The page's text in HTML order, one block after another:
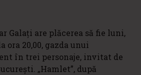
Galați are plăcerea să fie luni,
ora 20,00, gazda unui
în trei personaje, invitat de
„Hamlet”, după